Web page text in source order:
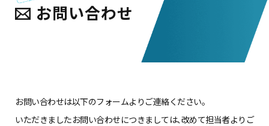
お問い合わせ
お問い合わせは以下のフォームよりご連絡ください｡
いただきましたお問い合わせにつきましては､改めて担当者よりご